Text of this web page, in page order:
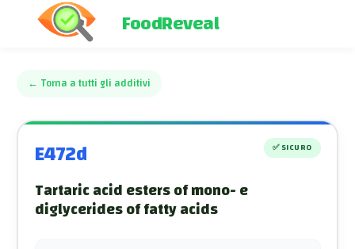
FoodReveal
← Torna a tutti gli additivi
E472d ✅SICURO
Tartaric acid esters of mono- e
diglycerides of fatty acids